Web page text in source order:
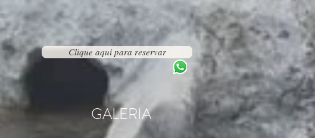
Clique aqui para reservar
GALERIA